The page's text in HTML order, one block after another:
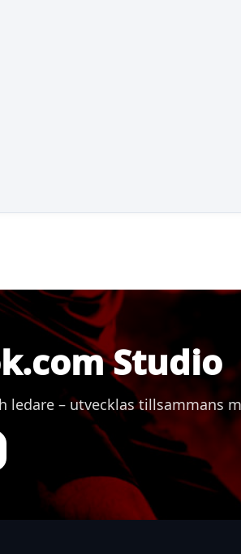
Studio
ledare – utvecklas tillsammans